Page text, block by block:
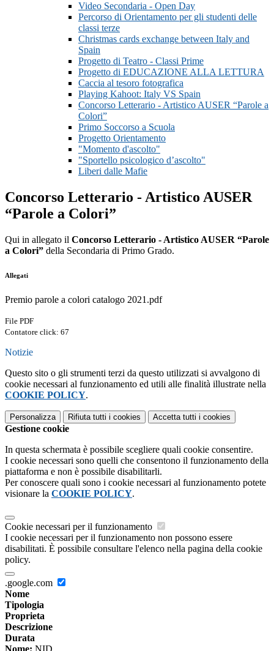
Video Secondaria - Open Day
Percorso di Orientamento per gli studenti delle
classi terze
Christmas cards exchange between Italy and
Spain
Progetto di Teatro - Classi Prime
Progetto di EDUCAZIONE ALLA LETTURA
Caccia al tesoro fotografica
Playing Kahoot: Italy VS Spain
Concorso Letterario - Artistico AUSER “Parole a
Colori”
Primo Soccorso a Scuola
Progetto Orientamento
"Momento d'ascolto"
"Sportello psicologico d’ascolto"
Liberi dalle Mafie
Concorso Letterario - Artistico AUSER
“Parole a Colori”
Qui in allegato il Concorso Letterario - Artistico AUSER “Parole
a Colori” della Secondaria di Primo Grado.
Allegati
Premio parole a colori catalogo 2021.pdf
File PDF
Contatore click: 67
Notizie
Questo sito o gli strumenti terzi da questo utilizzati si avvalgono di
cookie necessari al funzionamento ed utili alle finalità illustrate nella
COOKIE POLICY.
Personalizza Rifiuta tutti i cookies Accetta tutti i cookies
Gestione cookie
In questa schermata è possibile scegliere quali cookie consentire.
I cookie necessari sono quelli che consentono il funzionamento della
piattaforma e non è possibile disabilitarli.
Per conoscere quali sono i cookie necessari al funzionamento potete
visionare la COOKIE POLICY.
Cookie necessari per il funzionamento
I cookie necessari per il funzionamento non possono essere
disabilitati. È possibile consultare l'elenco nella pagina della cookie
policy.
.google.com
Nome
Tipologia
Proprieta
Descrizione
Durata
Nome: NID